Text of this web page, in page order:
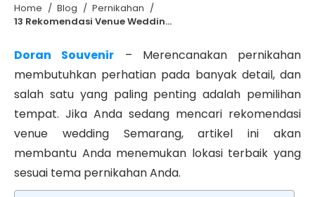
Home / Blog / Pernikahan /
13 Rekomendasi Venue Wedding Semarang Hits yang Bikin Pesta Makin Epic
Doran Souvenir – Merencanakan pernikahan
membutuhkan perhatian pada banyak detail, dan
salah satu yang paling penting adalah pemilihan
tempat. Jika Anda sedang mencari rekomendasi
venue wedding Semarang, artikel ini akan
membantu Anda menemukan lokasi terbaik yang
sesuai tema pernikahan Anda.